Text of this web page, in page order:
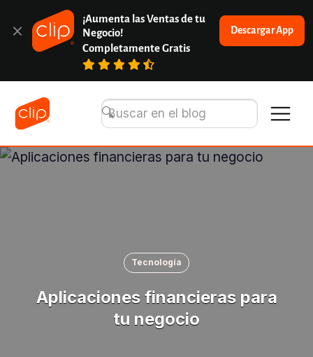
¡Aumenta las Ventas de tu
Negocio!
Completamente Gratis
Descargar App
Tecnología
Aplicaciones financieras para
tu negocio